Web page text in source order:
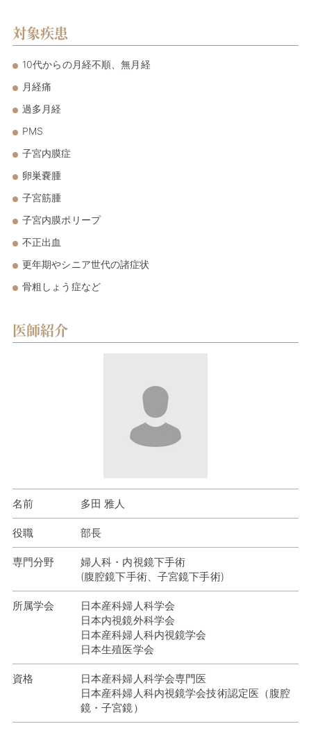
対象疾患
10代からの月経不順、無月経
月経痛
過多月経
PMS
子宮内膜症
卵巣嚢腫
子宮筋腫
子宮内膜ポリープ
不正出血
更年期やシニア世代の諸症状
骨粗しょう症など
医師紹介
名前 多田 雅人
役職 部長
専門分野
婦人科・内視鏡下手術
(腹腔鏡下手術、子宮鏡下手術)
所属学会
日本産科婦人科学会
日本内視鏡外科学会
日本産科婦人科内視鏡学会
日本生殖医学会
資格
日本産科婦人科学会専門医
日本産科婦人科内視鏡学会技術認定医（腹腔
鏡・子宮鏡）